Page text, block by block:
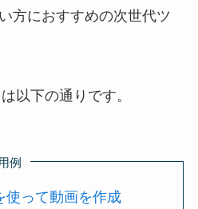
方におすすめの次世代ツ
以下の通りです。
例
使って動画を作成